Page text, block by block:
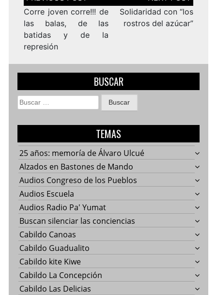
de
entradas
Corre joven corre!!! de
las balas, de las
batidas y de la
represión
Solidaridad con “los
rostros del azúcar”
BUSCAR
Buscar:
TEMAS
25 años: memoría de Álvaro Ulcué
Alzados en Bastones de Mando
Audios Congreso de los Pueblos
Audios Escuela
Audios Radio Pa' Yumat
Buscan silenciar las conciencias
Cabildo Canoas
Cabildo Guadualito
Cabildo kite Kiwe
Cabildo La Concepción
Cabildo Las Delicias